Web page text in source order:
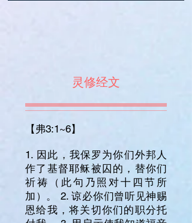
灵修经文
【弗3:1~6】
1. 因此，我保罗为你们外邦人
作了基督耶稣被囚的，替你们
祈祷（此句乃照对十四节所
加）。 2. 谅必你们曾听见神赐
恩给我，将关切你们的职分托